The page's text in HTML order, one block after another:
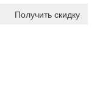
Получить скидку